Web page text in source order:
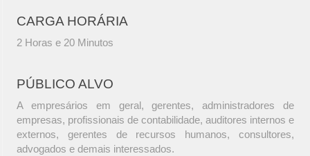
CARGA HORÁRIA
2 Horas e 20 Minutos
PÚBLICO ALVO
A empresários em geral, gerentes, administradores de
empresas, profissionais de contabilidade, auditores internos e
externos, gerentes de recursos humanos, consultores,
advogados e demais interessados.